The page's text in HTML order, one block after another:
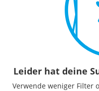
Leider hat deine
Verwende weniger Filter